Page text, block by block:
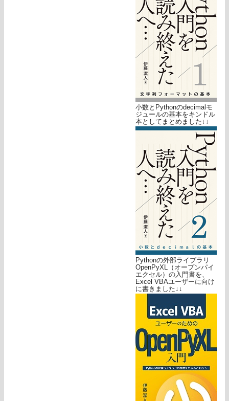
小数とPythonのdecimalモ
ジュールの基本をキンドル
本としてまとめました↓↓
Pythonの外部ライブラリ
OpenPyXL（オープンパイ
エクセル）の入門書を、
Excel VBAユーザーに向け
に書きました↓↓